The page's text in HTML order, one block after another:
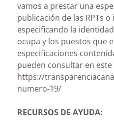
vamos a prestar una
publicación de las RPTs
especificando la
ocupa y los puestos que
especificaciones
pueden consultar en este
https://
numero-19/
RECURSOS DE AYUDA: